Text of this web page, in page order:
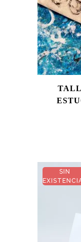
SIN